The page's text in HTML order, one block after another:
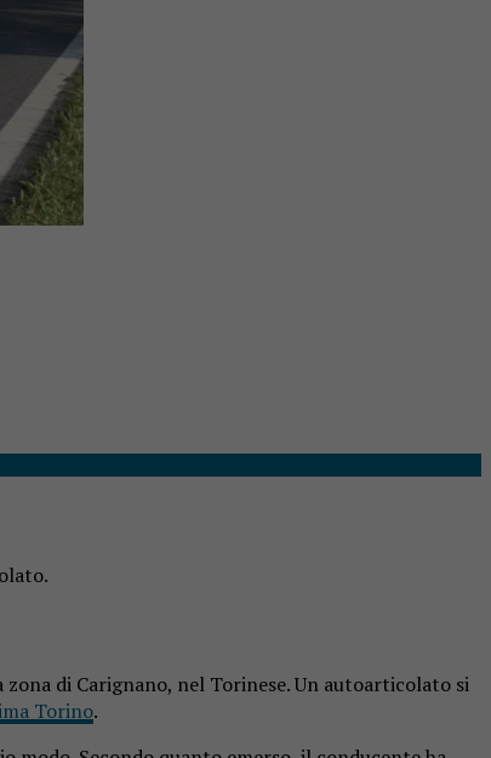
di Carignano, nel Torinese. Un autoarticolato si
Torino.